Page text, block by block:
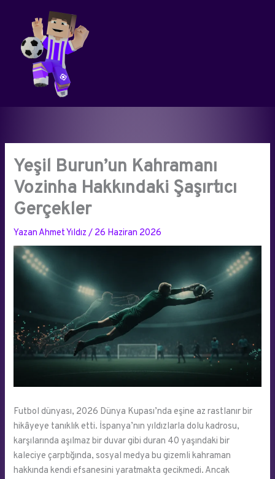
Yeşil Burun’un Kahramanı
Vozinha Hakkındaki Şaşırtıcı
Gerçekler
YazanAhmet Yıldız/ 26 Haziran 2026
Futbol dünyası, 2026 Dünya Kupası’nda eşine az rastlanır bir
hikâyeye tanıklık etti. İspanya’nın yıldızlarla dolu kadrosu,
karşılarında aşılmaz bir duvar gibi duran 40 yaşındaki bir
kaleciye çarptığında, sosyal medya bu gizemli kahraman
hakkında kendi efsanesini yaratmakta gecikmedi. Ancak